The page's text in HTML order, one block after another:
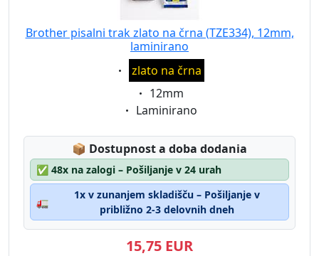
Brother pisalni trak zlato na črna (TZE334), 12mm,
laminirano
Eigenschaft:
zlato na črna
Eigenschaft:
12mm
Eigenschaft:
Laminirano
📦 Lagerstatus:
Dostupnost a doba dodania
✅ 48x na zalogi – Pošiljanje v 24 urah
🚛
1x v zunanjem skladišču – Pošiljanje v
približno 2-3 delovnih dneh
15,75 EUR